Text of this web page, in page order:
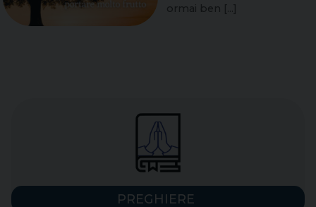
ormai ben [...]
PREGHIERE